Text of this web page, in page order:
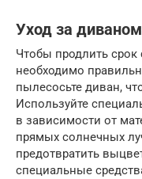
Уход за
Чтобы продлить
необходимо
пылесосьте диван,
Используйте
в зависимости от
прямых солнечных
предотвратить
специальные